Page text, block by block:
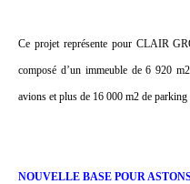
Ce projet représente pour CLAIR
composé d’un immeuble de 6 920
avions et plus de 16 000 m2 de parking
NOUVELLE BASE POUR